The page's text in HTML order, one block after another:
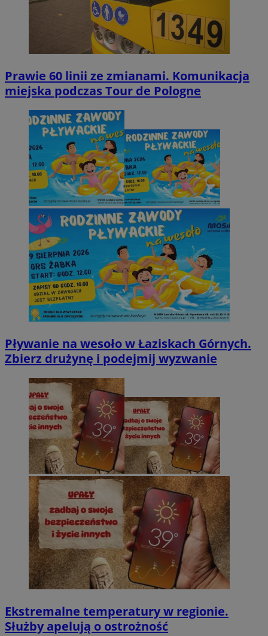
Prawie 60 linii ze zmianami. Komunikacja
miejska podczas Tour de Pologne
Pływanie na wesoło w Łaziskach Górnych.
Zbierz drużynę i podejmij wyzwanie
Ekstremalne temperatury w regionie.
Służby apelują o ostrożność